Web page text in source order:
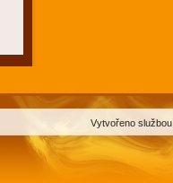
Vytvořeno službou